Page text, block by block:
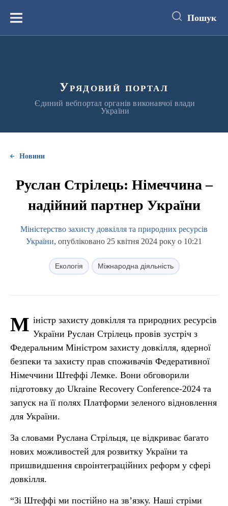
вмістуМеню Пошук
Урядовий портал
Єдиний вебпортал органів виконавчої влади
України
Новини
Руслан Стрілець: Німеччина –
надійний партнер України
Міністерство захисту довкілля та природних ресурсів
України, опубліковано 25 квітня 2024 року о 10:21
Екологія Міжнародна діяльність
М іністр захисту довкілля та природних ресурсів
України Руслан Стрілець провів зустріч з
Федеральним Міністром захисту довкілля, ядерної
безпеки та захисту прав споживачів Федеративної
Німеччини Штеффі Лемке. Вони обговорили
підготовку до Ukraine Recovery Conference-2024 та
запуск на її полях Платформи зеленого відновлення
для України.
За словами Руслана Стрільця, це відкриває багато
нових можливостей для розвитку України та
пришвидшення євроінтеграційних реформ у сфері
довкілля.
“Зі Штеффі ми постійно на звʼязку. Наші стріми